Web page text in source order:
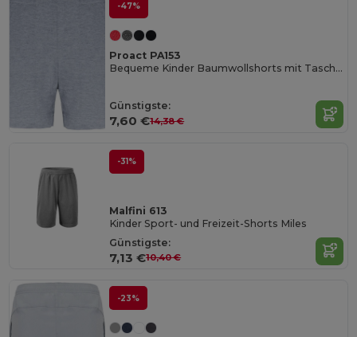
-47%
Proact PA153
Bequeme Kinder Baumwollshorts mit Taschen
Günstigste:
7,60 €14,38 €
-31%
Malfini 613
Kinder Sport- und Freizeit-Shorts Miles
Günstigste:
7,13 €10,40 €
-23%